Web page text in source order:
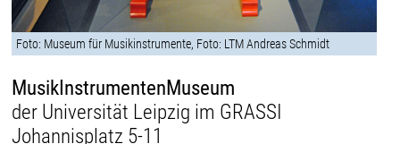
Foto: Museum für Musikinstrumente, Foto: LTM Andreas Schmidt
MusikInstrumentenMuseum
der Universität Leipzig im GRASSI
Johannisplatz 5-11